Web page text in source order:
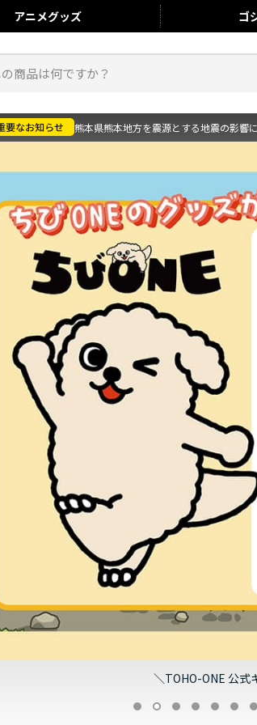
アニメグッズ ゴ
熊本県熊本地方を震源とする地震の影響
＼TOHO-ONE 公式